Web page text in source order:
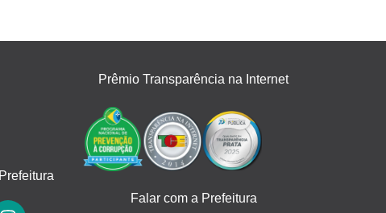
Prêmio Transparência na Internet
Falar com a Prefeitura